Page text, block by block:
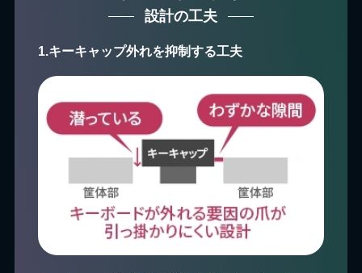
設計の工夫
1.キーキャップ外れを抑制する工夫